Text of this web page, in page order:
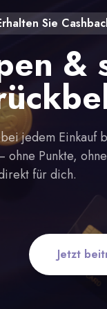
Sie
&
jedem Einkauf
ohne Punkte,
für dich.
Jetzt